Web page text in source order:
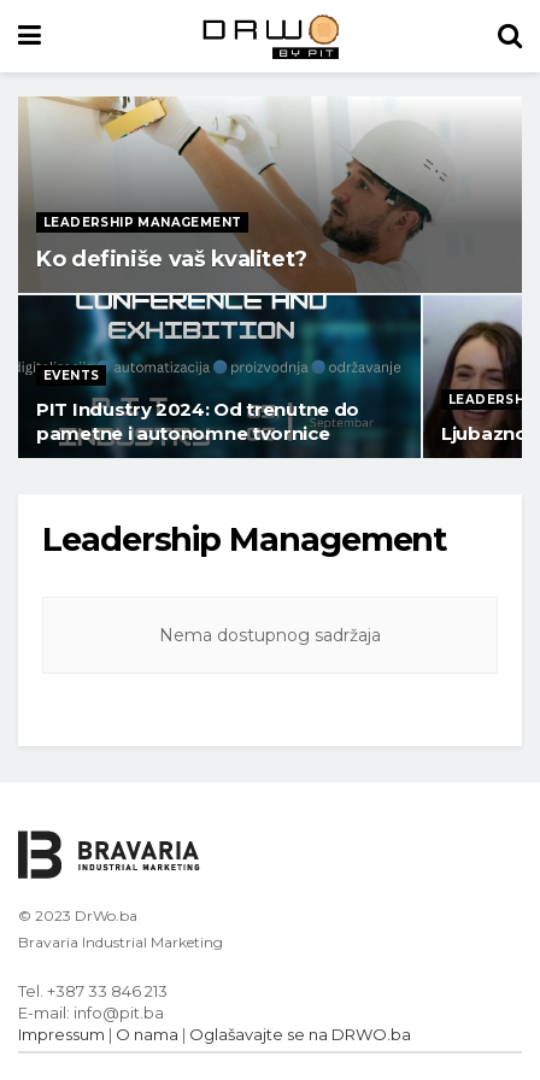
LEADERSHIP MANAGEMENT
Ko definiše vaš kvalitet?
EVENTS
PIT Industry 2024: Od trenutne do
pametne i autonomne tvornice
Leadership Management
Nema dostupnog sadržaja
© 2023 DrWo.ba
Bravaria Industrial Marketing
Tel. +387 33 846 213
E-mail: info@pit.ba
Impressum | O nama | Oglašavajte se na DRWO.ba